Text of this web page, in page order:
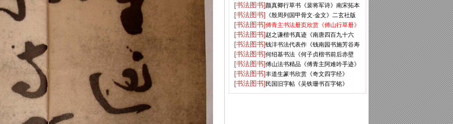
[书法图书]颜真卿行草书《裴将军诗》南宋拓本
[书法图书] 《殷周列国甲骨文·金文》二玄社版
高清大图
[书法图书]傅青主书法册页欣赏《傅山行草册》
上等
[书法图书]赵之谦楷书真迹《南唐四百九十六
字》册
[书法图书]钱沣书法代表作《钱南园书施芳谷寿
序》
[书法图书]何绍基书法《何子贞楷书前后赤壁
赋》
[书法图书]傅山法书精品《傅青主阿难吟手迹》
[书法图书]丰道生篆书欣赏《奇文四字经》
[书法图书] 民国旧字帖《吴铁珊书百字铭》